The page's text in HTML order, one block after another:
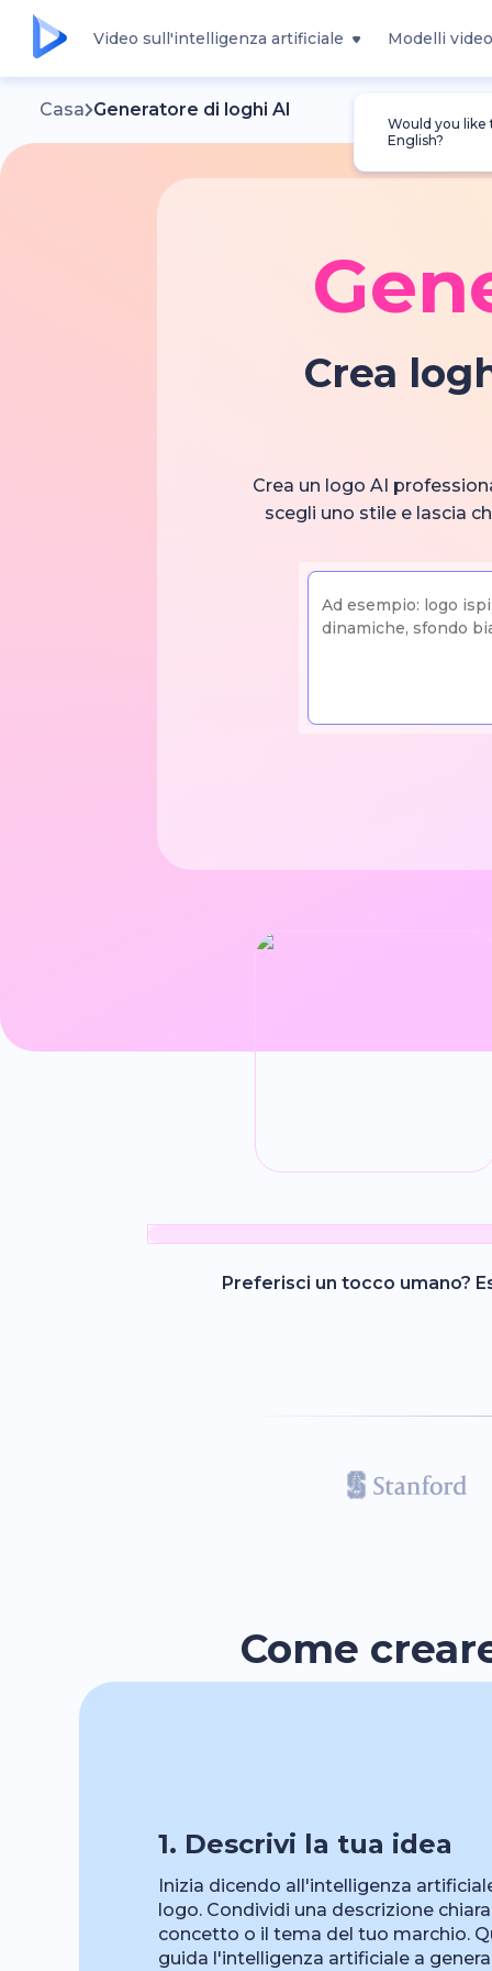
Video sull'intelligenza artificiale Modelli video
Would you
English?
Casa Generatore di loghi AI
Crea
Crea un logo AI
scegli uno stile e lascia
Preferisci un tocco umano?
Come
1. Descrivi la tua idea
Inizia dicendo all'intelligenza
logo. Condividi una descrizione
concetto o il tema del tuo marchio.
guida l'intelligenza artificiale a